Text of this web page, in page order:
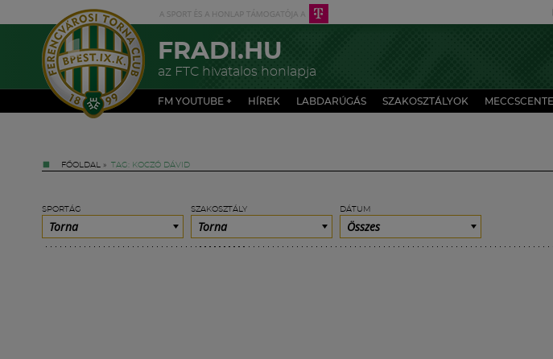
FRADI.HU
az FTC hivatalos honlapja
FM YOUTUBE + HÍREK LABDARÚGÁS SZAKOSZTÁLYOK
FŐOLDAL » TAG: KOCZÓ DÁVID
SPORTÁG
Torna
SZAKOSZTÁLY
Torna
DÁTUM
Összes